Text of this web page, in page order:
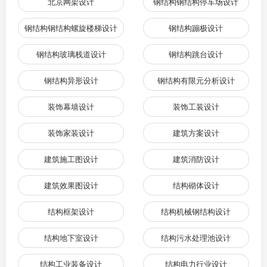
钢结构钢结构螺旋楼梯设计 钢结构蹦极设计
钢结构玻璃栈道设计 钢结构跳台设计
钢结构异形设计 钢结构有限元分析设计
装饰幕墙设计 装饰工装设计
装饰家装设计 建筑方案设计
建筑施工图设计 建筑消防设计
建筑效果图设计 结构砌体设计
结构框架设计 结构机械钢结构设计
结构地下室设计 结构污水处理池设计
结构工业装备设计 结构电力行业设计